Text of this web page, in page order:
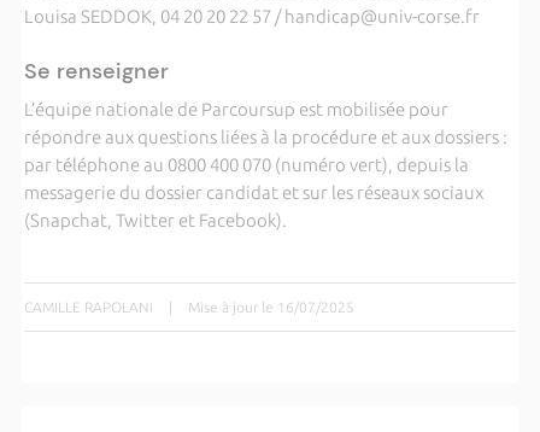
Louisa SEDDOK, 04 20 20 22 57 / handicap@univ-corse.fr
Se renseigner
L’équipe nationale de Parcoursup est mobilisée pour
répondre aux questions liées à la procédure et aux dossiers :
par téléphone au 0800 400 070 (numéro vert), depuis la
messagerie du dossier candidat et sur les réseaux sociaux
(Snapchat, Twitter et Facebook).
CAMILLE RAPOLANI | Mise à jour le 16/07/2025